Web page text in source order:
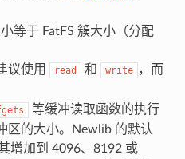
等于 FatFS 簇大小（分配
议使用
read 和 write ，而
等缓冲读取函数的执行
区的大小。Newlib 的默认
增加到 4096、8192 或